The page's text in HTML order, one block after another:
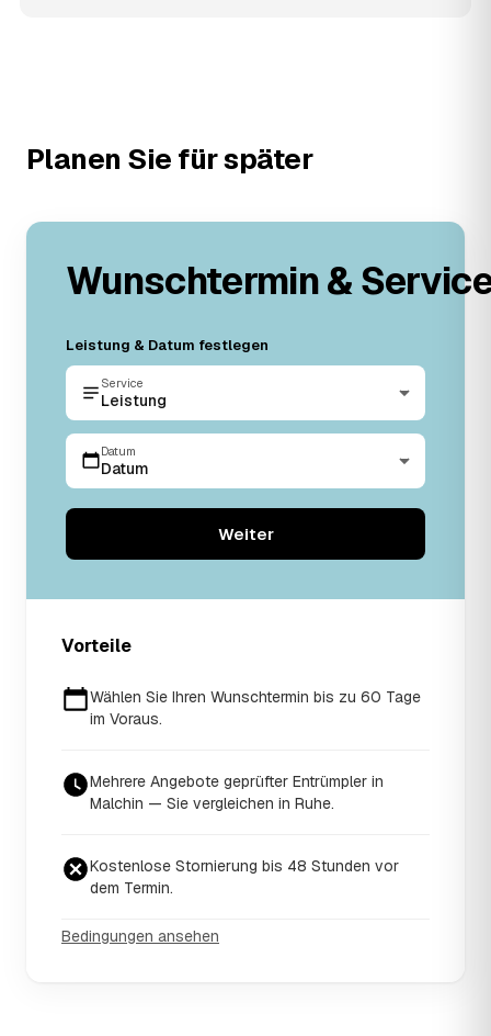
Planen Sie für später
Wunschtermin &
Leistung & Datum festlegen
Service
Leistung
Datum
Datum
Weiter
Vorteile
Wählen Sie Ihren Wunschtermin bis zu 60 Tage
im Voraus.
Mehrere Angebote geprüfter Entrümpler in
Malchin — Sie vergleichen in Ruhe.
Kostenlose Stornierung bis 48 Stunden vor
dem Termin.
Bedingungen ansehen